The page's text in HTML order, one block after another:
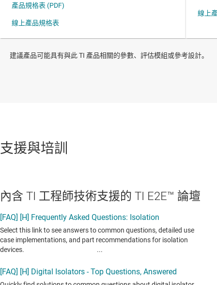
建議產品可能具有與此 TI 產品相關的參數、評估模組或參考設計。
支援與培訓
內含 TI 工程師技術支援的 TI E2E™ 論壇